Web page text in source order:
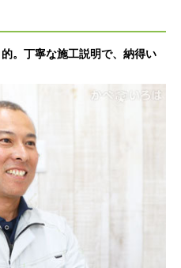
。丁寧な施工説明で、納得い